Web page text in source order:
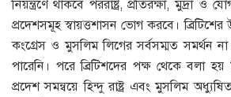
নিয়ন্ত্রণে থাকবে পররাষ্ট্র, প্রতিরক্ষা, মুদ্রা
প্রদেশসমূহ স্বায়ত্তশাসন ভোগ করবে। ব্রিটিশের
কংগ্রেস ও মুসলিম লিগের সর্বসম্মত সমর্থন
পারেনি। পরে ব্রিটিশদের পক্ষ থেকে বলা
প্রদেশ সমন্বয়ে হিন্দু রাষ্ট্র এবং মুসলিম